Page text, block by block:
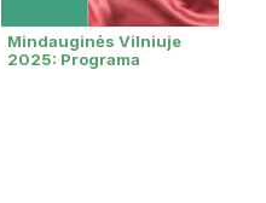
Mindauginės Vilniuje
2025: Programa